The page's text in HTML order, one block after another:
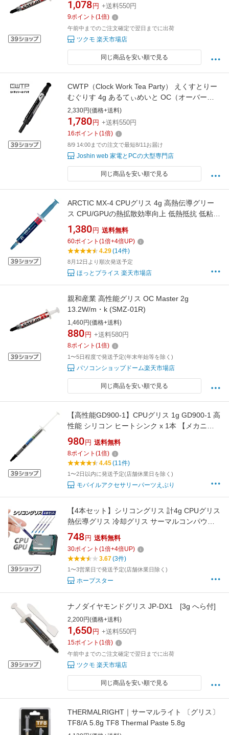
1,078 円 +送料550円
9ポイント (1倍)
午前中までのご注文確定で翌日までに出荷
ツクモ 楽天市場店
同じ商品を安い順で見る
CWTP（Clock Work Tea Party） えくすとりー
むぐりす 4g あるてぃめいと OC（オーバーク
ロック）対応・熱伝導グリス CWTP-EG4GUL
2,330円(価格+送料)
1,780 円 +送料550円
16ポイント (1倍)
8/9 14:00までの注文で最短8/11お届け
Joshin web 家電とPCの大型専門店
同じ商品を安い順で見る
ARCTIC MX-4 CPUグリス 4g 高熱伝導グリー
ス CPU/GPUの熱拡散効率向上 低熱抵抗 低粘性
長期不硬化 非導電性 サーマルコンパウンド シ
リコングリス CPUMX4
1,380 円 送料無料
60ポイント (1倍+4倍UP)
4.29(14件)
8月12日より順次発送予定
ほっとプライス 楽天市場店
親和産業 高性能グリス OC Master 2g
13.2W/m・k (SMZ-01R)
1,460円(価格+送料)
880 円 +送料580円
8ポイント (1倍)
1〜5日程度で発送予定(年末年始等を除く)
パソコンショップドーム楽天市場店
同じ商品を安い順で見る
【高性能GD900-1】CPUグリス 1g GD900-1 高
性能 シリコン ヒートシンク x 1本 【メカニッ
クサポート】 熱伝導率6.0W/m 高性能
980 円 送料無料
8ポイント (1倍)
4.45(11件)
1〜2日以内に発送予定(店舗休業日を除く)
モバイルアクセサリーパーツえぶり
【4本セット】シリコングリス 計4g CPUグリス
熱伝導グリス 冷却グリス サーマルコンパウン
ド ヒートシンクペースト HOP-THGR04S
748 円 送料無料
30ポイント (1倍+4倍UP)
3.67(3件)
1〜3営業日で発送予定(店舗休業日除く)
ホープスター
ナノダイヤモンドグリス JP-DX1 [3g へら付]
2,200円(価格+送料)
1,650 円 +送料550円
15ポイント (1倍)
午前中までのご注文確定で翌日までに出荷
ツクモ 楽天市場店
同じ商品を安い順で見る
THERMALRIGHT｜サーマルライト 〔グリス〕
TF8/A 5.8g TF8 Thermal Paste 5.8g